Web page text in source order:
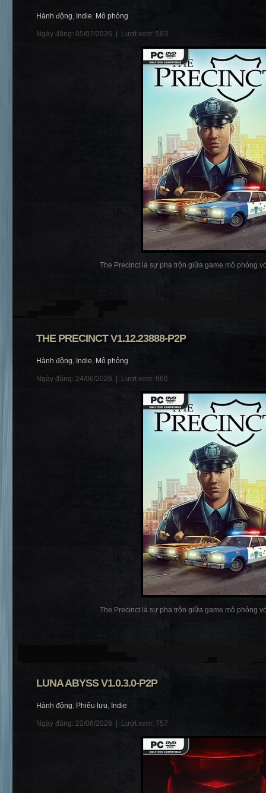
Hành động, Indie, Mô phỏng
Ngày đăng: 05/07/2026 | Lượt xem: 593
The Precinct là sự pha trộn giữa game mô phỏng
THE PRECINCT V1.12.23888-P2P
Hành động, Indie, Mô phỏng
Ngày đăng: 24/06/2026 | Lượt xem: 666
The Precinct là sự pha trộn giữa game mô phỏng
LUNA ABYSS V1.0.3.0-P2P
Hành động, Phiêu lưu, Indie
Ngày đăng: 22/06/2026 | Lượt xem: 757